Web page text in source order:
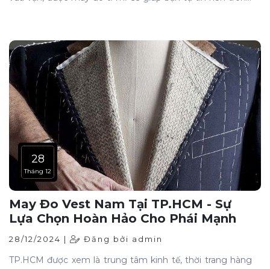
TP HCM với chất lượng cao cấp và dịch vụ chuyên
nghiệp, Peaky Store là lựa chọn hoàn hảo dành cho bạn.
28
Tháng 12
May Đo Vest Nam Tại TP.HCM - Sự
Lựa Chọn Hoàn Hảo Cho Phái Mạnh
28/12/2024 | Đăng bởi admin
TP.HCM được xem là trung tâm kinh tế, thời trang hàng